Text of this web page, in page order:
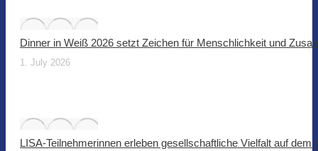
Dinner in Weiß 2026 setzt Zeichen für Menschlichkeit und
1. July 2026
LISA-Teilnehmerinnen erleben gesellschaftliche Vielfalt auf dem